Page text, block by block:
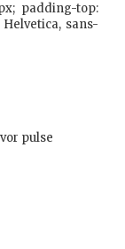
padding-top:
sans-
pulse